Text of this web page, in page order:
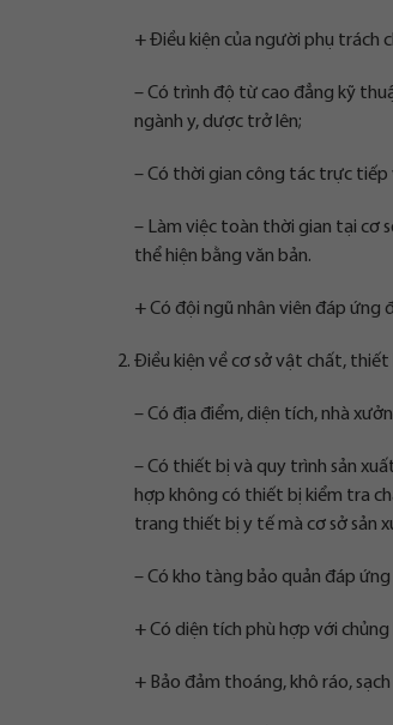
+ Điều kiện của người phụ trách
– Có trình độ từ cao đẳng kỹ
ngành y, dược trở lên;
– Có thời gian công tác trực
– Làm việc toàn thời gian tại cơ
thể hiện bằng văn bản.
+ Có đội ngũ nhân viên đáp ứng
Điều kiện về cơ sở vật chất,
– Có địa điểm, diện tích, nhà
– Có thiết bị và quy trình sản
hợp không có thiết bị kiểm tra
trang thiết bị y tế mà cơ sở sản
– Có kho tàng bảo quản đáp
+ Có diện tích phù hợp với
+ Bảo đảm thoáng, khô ráo,